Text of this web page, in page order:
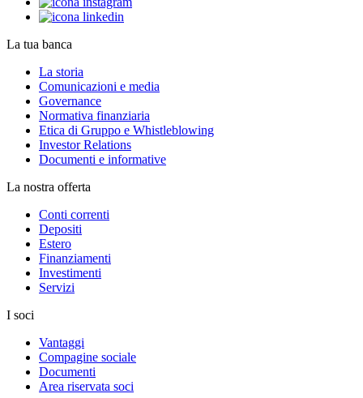
La tua banca
La storia
Comunicazioni e media
Governance
Normativa finanziaria
Etica di Gruppo e Whistleblowing
Investor Relations
Documenti e informative
La nostra offerta
Conti correnti
Depositi
Estero
Finanziamenti
Investimenti
Servizi
I soci
Vantaggi
Compagine sociale
Documenti
Area riservata soci